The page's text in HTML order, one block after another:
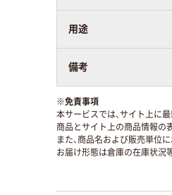
用途
備考
※免責事項
本サービスでは、サイト上に
商品とサイト上の商品情報の
また、商品名および販売単位
お届け形態は倉庫の在庫状況